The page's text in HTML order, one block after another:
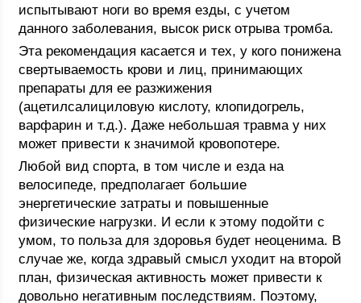
испытывают ноги во время езды, с учетом
данного заболевания, высок риск отрыва тромба.
Эта рекомендация касается и тех, у кого понижена
свертываемость крови и лиц, принимающих
препараты для ее разжижения
(ацетилсалициловую кислоту, клопидогрель,
варфарин и т.д.). Даже небольшая травма у них
может привести к значимой кровопотере.
Любой вид спорта, в том числе и езда на
велосипеде, предполагает большие
энергетические затраты и повышенные
физические нагрузки. И если к этому подойти с
умом, то польза для здоровья будет неоценима. В
случае же, когда здравый смысл уходит на второй
план, физическая активность может привести к
довольно негативным последствиям. Поэтому,